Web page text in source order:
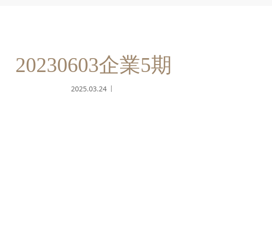
20230603企業5期
2025.03.24